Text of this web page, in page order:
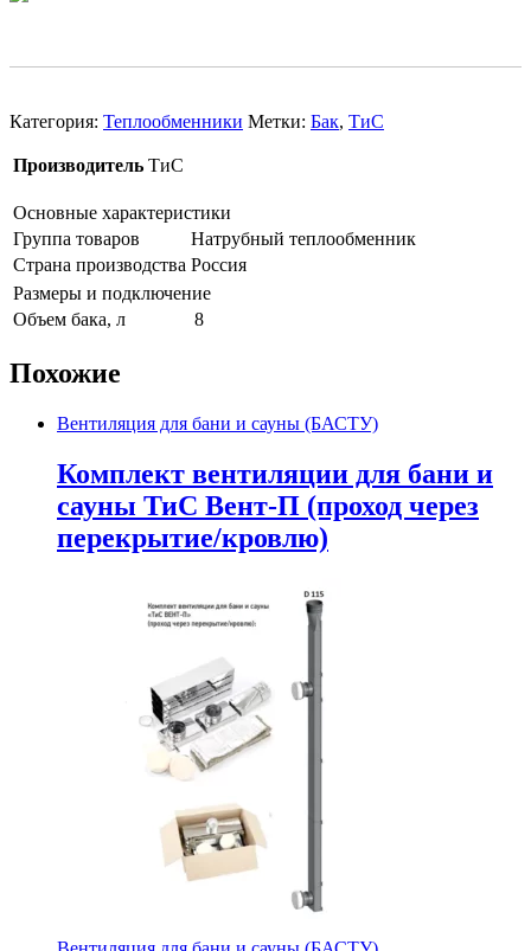
Категория: Теплообменники Метки: Бак, ТиС
Производитель ТиС
Основные характеристики
Группа товаров
Натрубный теплообменник
Страна производства Россия
Размеры и подключение
Объем бака, л
8
Похожие
Вентиляция для бани и сауны (БАСТУ)
Комплект вентиляции для бани и
сауны ТиС Вент-П (проход через
перекрытие/кровлю)